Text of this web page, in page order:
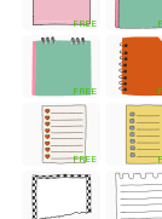
Style)
FREE
FREE
FREE